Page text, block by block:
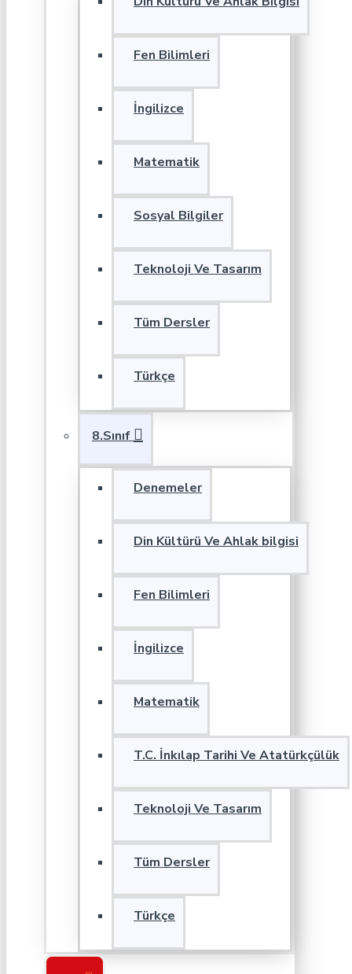
Fen Bilimleri
İngilizce
Matematik
Sosyal Bilgiler
Teknoloji Ve Tasarım
Tüm Dersler
Türkçe
8.Sınıf
Denemeler
Din Kültürü Ve Ahlak bilgisi
Fen Bilimleri
İngilizce
Matematik
T.C. İnkılap Tarihi Ve Atatürkçülük
Teknoloji Ve Tasarım
Tüm Dersler
Türkçe